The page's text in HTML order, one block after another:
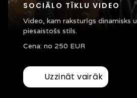
SOCIĀLO TĪKLU VIDEO
Video, kam raksturīgs dinamisks
piesaistošs stils.
Cena: no 250 EUR
Uzzināt vairāk